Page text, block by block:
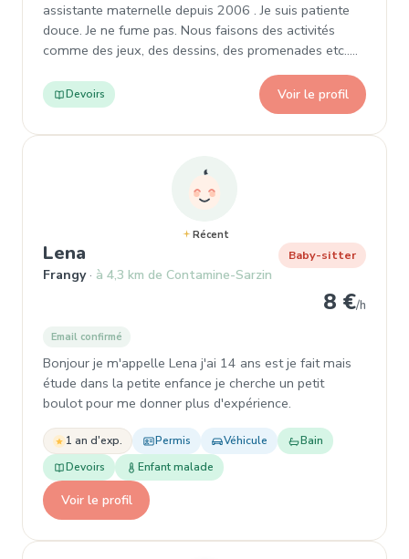
assistante maternelle depuis 2006 . Je suis patiente
douce. Je ne fume pas. Nous faisons des activités
comme des jeux, des dessins, des promenades etc.....
Devoirs Voir le profil
Récent
Lena , Garde d'enfant à Frangy
Frangy à 4,3 km de Contamine-Sarzin
Baby-sitter
8 €/h
Email confirmé
Bonjour je m'appelle Lena j'ai 14 ans est je fait mais
étude dans la petite enfance je cherche un petit
boulot pour me donner plus d'expérience.
1 an d'exp. Permis Véhicule
Bain
Devoirs
Enfant malade
Voir le profil